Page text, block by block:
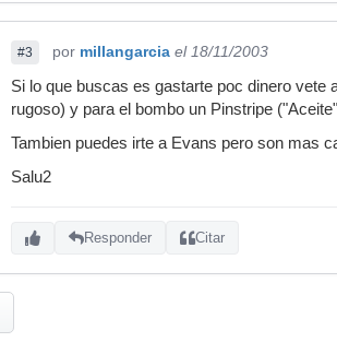
#3 por millangarcia el 18/11/2003
Si lo que buscas es gastarte poc dinero
rugoso) y para el bombo un Pinstripe
Tambien puedes irte a Evans pero son mas
Salu2
Responder Citar